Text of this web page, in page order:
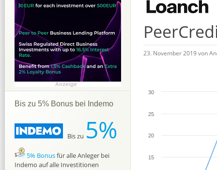
23. November 2019 von
15
20
25
30
Bis zu 5% Bonus bei Indemo
Bis zu 5%
5% Bonusfür alle Anleger bei
Indemo auf alle Investitionen